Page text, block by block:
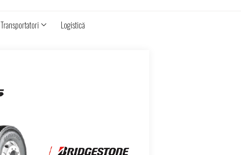
Transportatori Logistică